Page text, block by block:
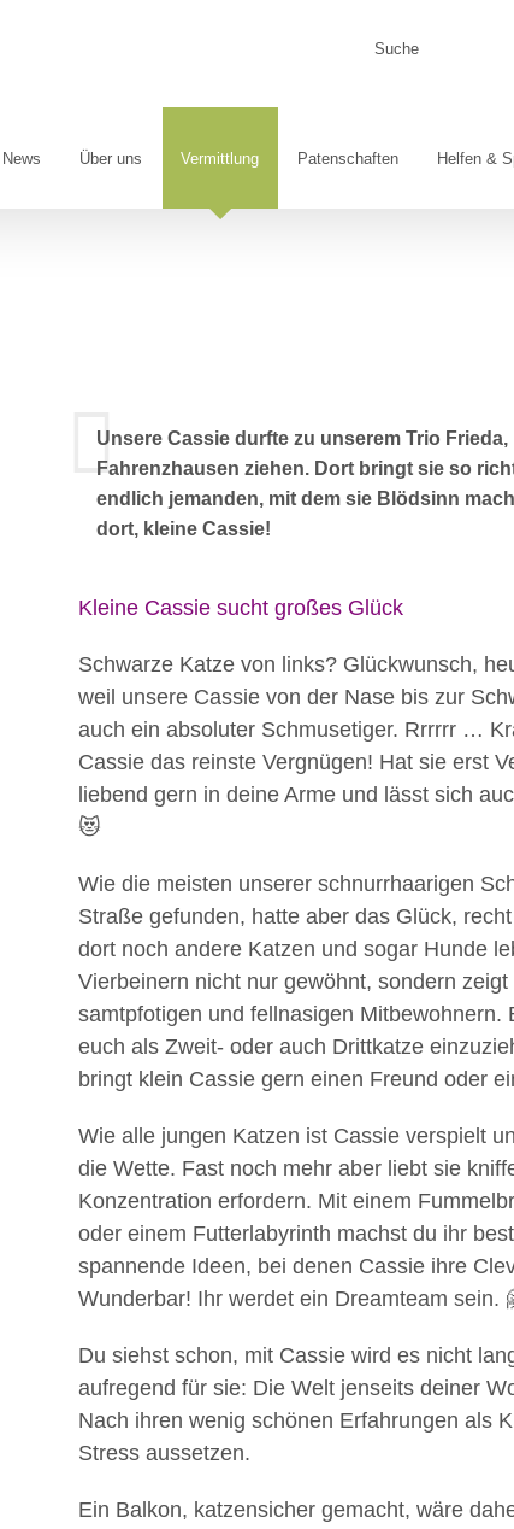
News Über uns Vermittlung Patenschaften Helfen &
Unsere Cassie durfte zu unserem Trio
Fahrenzhausen ziehen. Dort bringt sie so
endlich jemanden, mit dem sie Blödsinn
dort, kleine Cassie!
Kleine Cassie sucht großes Glück
Schwarze Katze von links? Glückwunsch,
weil unsere Cassie von der Nase bis zur
auch ein absoluter Schmusetiger. Rrrrrr …
Cassie das reinste Vergnügen! Hat sie erst
liebend gern in deine Arme und lässt sich
😻
Wie die meisten unserer schnurrhaarigen
Straße gefunden, hatte aber das Glück,
dort noch andere Katzen und sogar Hunde
Vierbeinern nicht nur gewöhnt, sondern
samtpfotigen und fellnasigen Mitbewohnern.
euch als Zweit- oder auch Drittkatze
bringt klein Cassie gern einen Freund oder
Wie alle jungen Katzen ist Cassie verspielt
die Wette. Fast noch mehr aber liebt sie
Konzentration erfordern. Mit einem
oder einem Futterlabyrinth machst du ihr
spannende Ideen, bei denen Cassie ihre
Wunderbar! Ihr werdet ein Dreamteam sein.
Du siehst schon, mit Cassie wird es nicht
aufregend für sie: Die Welt jenseits deiner
Nach ihren wenig schönen Erfahrungen als
Stress aussetzen.
Ein Balkon, katzensicher gemacht, wäre